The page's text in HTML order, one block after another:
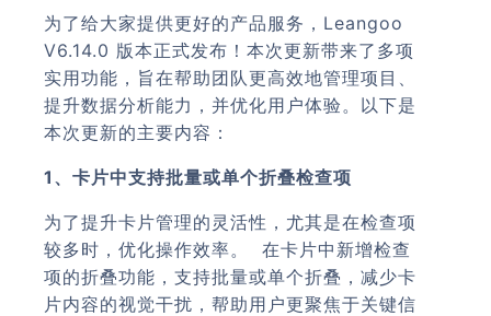
为了给大家提供更好的产品服务，Leangoo
V6.14.0 版本正式发布！本次更新带来了多项
实用功能，旨在帮助团队更高效地管理项目、
提升数据分析能力，并优化用户体验。以下是
本次更新的主要内容：
1、卡片中支持批量或单个折叠检查项
为了提升卡片管理的灵活性，尤其是在检查项
较多时，优化操作效率。 在卡片中新增检查
项的折叠功能，支持批量或单个折叠，减少卡
片内容的视觉干扰，帮助用户更聚焦于关键信